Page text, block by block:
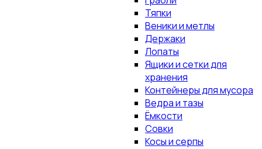
Тяпки
Веники и метлы
Держаки
Лопаты
Ящики и сетки для
хранения
Контейнеры для мусора
Ведра и тазы
Ёмкости
Совки
Косы и серпы